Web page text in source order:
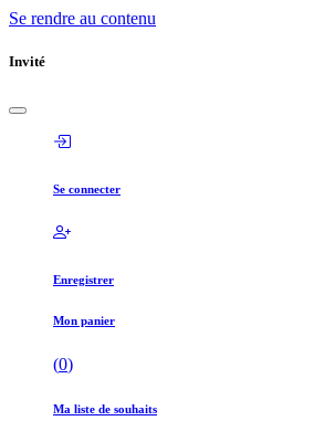
Se rendre au contenu
Invité
Se connecter
Enregistrer
Mon panier
(0)
Ma liste de souhaits